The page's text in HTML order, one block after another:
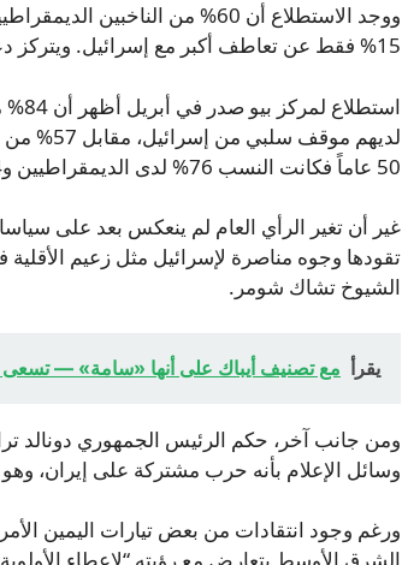
ووجد الاستطلاع أن 60% من
15% فقط عن تعاطف أكبر مع إسرائيل. ويتركز دعم إسرائيل الآن إلى حد كبير بين الناخبين الأكبر سناً.
لديهم
50 عاماً فكانت النسب 76% لدى الديمقراطيين و24% لدى الجمهوريين.
غير أن تغير الرأي العام لم ينعكس بعد على
تقودها وجوه مناصرة لإسرائيل مثل زعيم
الشيوخ تشاك شومر.
يقرأ مع تصنيف أيباك على أنها «سامة» — تسعى
ومن جانب آخر، حكم الرئيس الجمهوري دونالد
وسائل الإعلام بأنه حرب مشتركة على إيران،
ورغم وجود انتقادات من بعض تيارات اليمين